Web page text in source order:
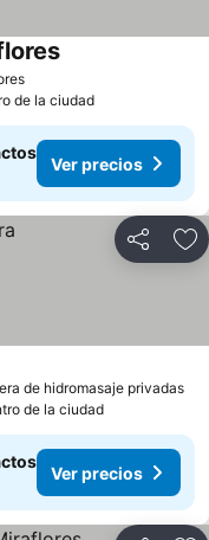
de la ciudad
Ver precios
Compartir
de hidromasaje privadas
de la ciudad
Ver precios